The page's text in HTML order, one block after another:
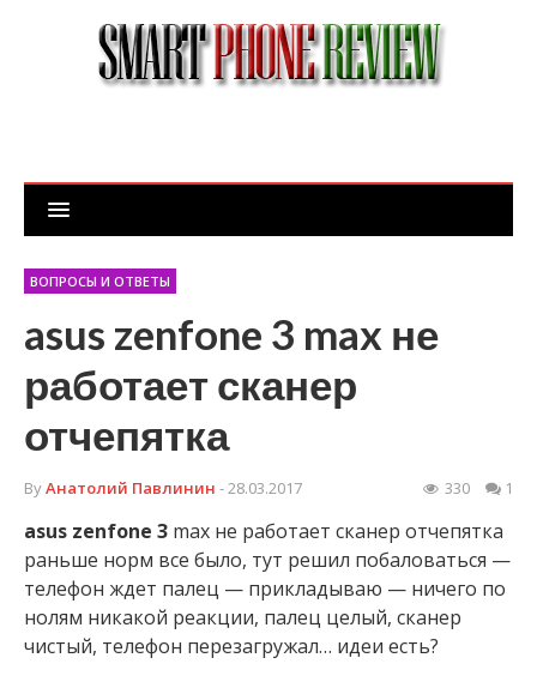
ВОПРОСЫ И ОТВЕТЫ
asus zenfone 3 max не
работает сканер
отчепятка
ByАнатолий Павлинин - 28.03.2017 330 1
asus zenfone 3 max не работает сканер отчепятка
раньше норм все было, тут решил побаловаться —
телефон ждет палец — прикладываю — ничего по
нолям никакой реакции, палец целый, сканер
чистый, телефон перезагружал… идеи есть?